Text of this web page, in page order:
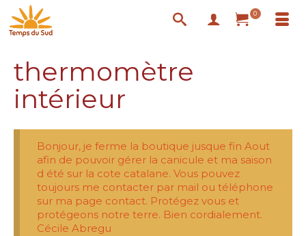
0
thermomètre
intérieur
Bonjour, je ferme la boutique jusque fin Aout
afin de pouvoir gérer la canicule et ma saison
d été sur la cote catalane. Vous pouvez
toujours me contacter par mail ou téléphone
sur ma page contact. Protégez vous et
protégeons notre terre. Bien cordialement.
Cécile Abregu